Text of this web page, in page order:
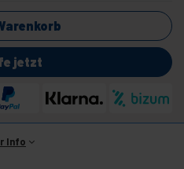
jetzt
Info